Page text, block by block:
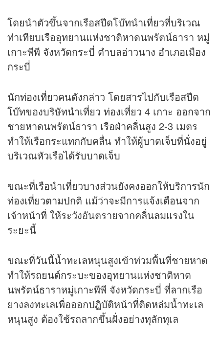
โดยนำตัวขึ้นจากเรือสปีดโบ๊ทนำเที่ยวที่บริเวณ
ท่าเทียบเรืออุทยานแห่งชาติหาดนพรัตน์ธารา หมู่
เกาะพีพี จังหวัดกระบี่ ตำบลอ่าวนาง อำเภอเมือง
กระบี่
นักท่องเที่ยวคนดังกล่าว โดยสารไปกับเรือสปีด
โบ๊ทของบริษัทนำเที่ยว ท่องเที่ยว 4 เกาะ ออกจาก
ชายหาดนพรัตน์ธารา เรือฝ่าคลื่นสูง 2-3 เมตร
ทำให้เรือกระแทกกับคลื่น ทำให้ผู้บาดเจ็บที่นั่งอยู่
บริเวณหัวเรือได้รับบาดเจ็บ
ขณะที่เรือนำเที่ยวบางส่วนยังคงออกให้บริการนัก
ท่องเที่ยวตามปกติ แม้ว่าจะมีการแจ้งเตือนจาก
เจ้าหน้าที่ ให้ระวังอันตรายจากคลื่นลมแรงใน
ระยะนี้
ขณะที่วันนี้น้ำทะเลหนุนสูงเข้าท่วมพื้นที่ชายหาด
ทำให้รถยนต์กระบะของอุทยานแห่งชาติหาด
นพรัตน์ธาราหมู่เกาะพีพี จังหวัดกระบี่ ที่ลากเรือ
ยางลงทะเลเพื่อออกปฏิบัติหน้าที่ติดหล่มน้ำทะเล
หนุนสูง ต้องใช้รถลากขึ้นฝั่งอย่างทุลักทุเล